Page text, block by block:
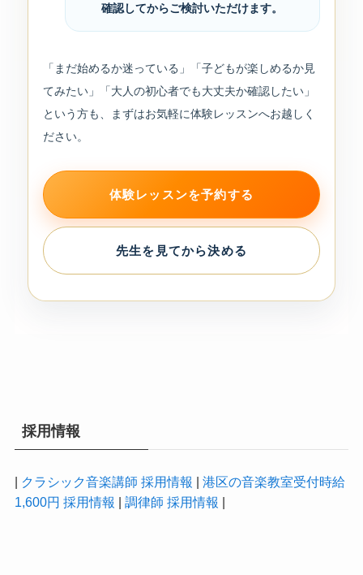
確認してからご検討いただけます。
「まだ始めるか迷っている」「子どもが楽しめるか見
てみたい」「大人の初心者でも大丈夫か確認したい」
という方も、まずはお気軽に体験レッスンへお越しく
ださい。
体験レッスンを予約する
先生を見てから決める
採用情報
| クラシック音楽講師 採用情報 | 港区の音楽教室受付時給
1,600円 採用情報 | 調律師 採用情報 |